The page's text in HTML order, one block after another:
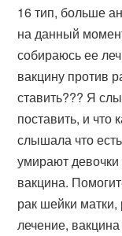
16 тип, больше
на данный
собираюсь ее
вакцину против
ставить??? Я
поставить, и что
слышала что
умирают
вакцина.
рак шейки
лечение,